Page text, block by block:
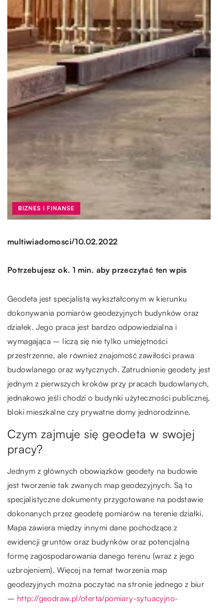
BIZNES I FINANSE
multiwiadomosci/10.02.2022
Potrzebujesz ok. 1 min. aby przeczytać ten wpis
Geodeta jest specjalistą wykształconym w kierunku
dokonywania pomiarów geodezyjnych budynków oraz
działek. Jego praca jest bardzo odpowiedzialna i
wymagająca – liczą się nie tylko umiejętności
przestrzenne, ale również znajomość zawiłości prawa
budowlanego oraz wytycznych. Zatrudnienie geodety jest
jednym z pierwszych kroków przy pracach budowlanych,
jednakowo jeśli chodzi o budynki użyteczności publicznej,
bloki mieszkalne czy prywatne domy jednorodzinne.
Czym zajmuje się geodeta w swojej
pracy?
Jednym z głównych obowiązków geodety na budowie
jest tworzenie tak zwanych map geodezyjnych. Są to
specjalistyczne dokumenty przygotowane na podstawie
dokonanych przez geodetę pomiarów na terenie działki.
Mapa zawiera między innymi dane pochodzące z
ewidencji gruntów oraz budynków oraz potencjalną
formę zagospodarowania danego terenu (wraz z jego
uzbrojeniem). Więcej na temat tworzenia map
geodezyjnych można poczytać na stronie jednego z biur
– http://geodraw.pl/oferta/pomiary-sytuacyjno-